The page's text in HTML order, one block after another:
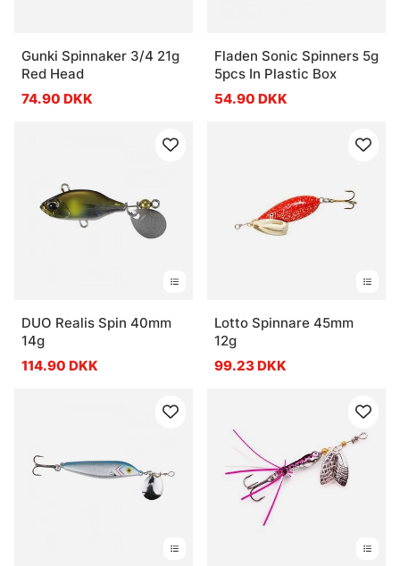
Gunki Spinnaker 3/4 21g
Red Head
74.90 DKK
Fladen Sonic Spinners 5g
5pcs In Plastic Box
54.90 DKK
DUO Realis Spin 40mm
14g
114.90 DKK
Lotto Spinnare 45mm
12g
99.23 DKK